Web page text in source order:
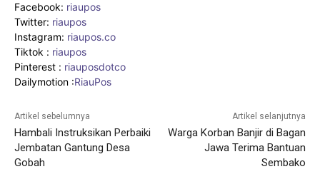
Facebook: riaupos
Twitter: riaupos
Instagram: riaupos.co
Tiktok : riaupos
Pinterest : riauposdotco
Dailymotion :RiauPos
Artikel sebelumnya
Hambali Instruksikan Perbaiki
Jembatan Gantung Desa
Gobah
Artikel selanjutnya
Warga Korban Banjir di Bagan
Jawa Terima Bantuan
Sembako